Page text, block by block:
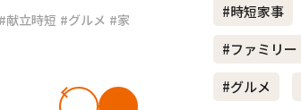
#共働き夫婦
#献立時短 #グルメ #家
#時短家事
#ファミリー
#グルメ